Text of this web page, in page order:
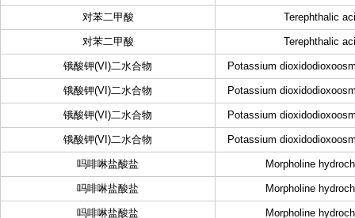
对苯二甲酸 Terephthalic
对苯二甲酸 Terephthalic
锇酸钾(VI)二水合物 Potassium
锇酸钾(VI)二水合物 Potassium
锇酸钾(VI)二水合物 Potassium
锇酸钾(VI)二水合物 Potassium
吗啡啉盐酸盐 Morpholine
吗啡啉盐酸盐 Morpholine
吗啡啉盐酸盐 Morpholine